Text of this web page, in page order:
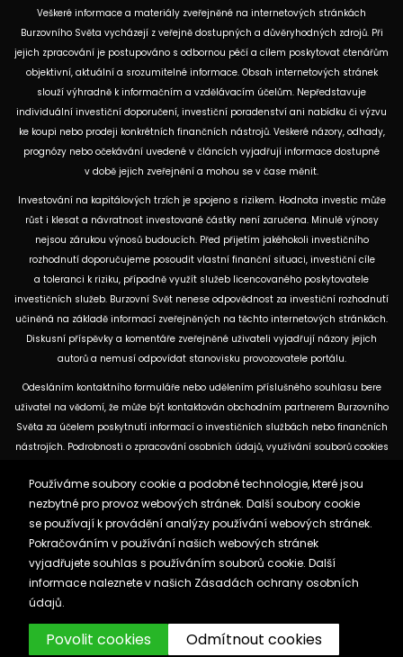
Veškeré informace a materiály zveřejněné na internetových stránkách
Burzovního Světa vycházejí z veřejně dostupných a důvěryhodných zdrojů. Při
jejich zpracování je postupováno s odbornou péčí a cílem poskytovat čtenářům
objektivní, aktuální a srozumitelné informace. Obsah internetových stránek
slouží výhradně k informačním a vzdělávacím účelům. Nepředstavuje
individuální investiční doporučení, investiční poradenství ani nabídku či výzvu
ke koupi nebo prodeji konkrétních finančních nástrojů. Veškeré názory, odhady,
prognózy nebo očekávání uvedené v článcích vyjadřují informace dostupné
v době jejich zveřejnění a mohou se v čase měnit.
Investování na kapitálových trzích je spojeno s rizikem. Hodnota investic může
růst i klesat a návratnost investované částky není zaručena. Minulé výnosy
nejsou zárukou výnosů budoucích. Před přijetím jakéhokoli investičního
rozhodnutí doporučujeme posoudit vlastní finanční situaci, investiční cíle
a toleranci k riziku, případně využít služeb licencovaného poskytovatele
investičních služeb. Burzovní Svět nenese odpovědnost za investiční rozhodnutí
učiněná na základě informací zveřejněných na těchto internetových stránkách.
Diskusní příspěvky a komentáře zveřejněné uživateli vyjadřují názory jejich
autorů a nemusí odpovídat stanovisku provozovatele portálu.
Odesláním kontaktního formuláře nebo udělením příslušného souhlasu bere
uživatel na vědomí, že může být kontaktován obchodním partnerem Burzovního
Světa za účelem poskytnutí informací o investičních službách nebo finančních
nástrojích. Podrobnosti o zpracování osobních údajů, využívání souborů cookies
dostupných na těchto internetových stránkách. U jednotlivých článků mohou
být uvedeny informace o použitých zdrojích, datu původní analýzy nebo datu,
ke kterému se vztahují uvedené tržní údaje.
Zásady ochrany osobních údajů a cookies
Reklama
Burzovnisvet.cz © 2026
Používáme soubory cookie a podobné technologie, které jsou
nezbytné pro provoz webových stránek. Další soubory cookie
se používají k provádění analýzy používání webových stránek.
Pokračováním v používání našich webových stránek
vyjadřujete souhlas s používáním souborů cookie. Další
informace naleznete v našich Zásadách ochrany osobních
údajů.
Povolit cookies Odmítnout cookies